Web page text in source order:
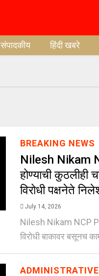
संपादकीय हिंदी खबरे
BREAKING NEWS
Nilesh Nikam
होण्याची कुठलीही
विरोधी पक्षनेते
July 14, 2026
Nilesh Nikam NCP
विरोधी बाकावर बसूनच
ADMINISTRATIVE